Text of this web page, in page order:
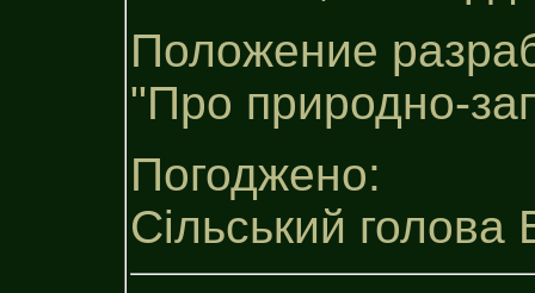
Положение
"Про природно-
Погоджено:
Сільський голова